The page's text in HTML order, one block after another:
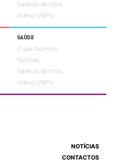
Galerias de fotos
Vídeos UMPtv
SAÚDE
O que fazemos
Notícias
Galerias de fotos
Vídeos UMPtv
NOTÍCIAS
CONTACTOS